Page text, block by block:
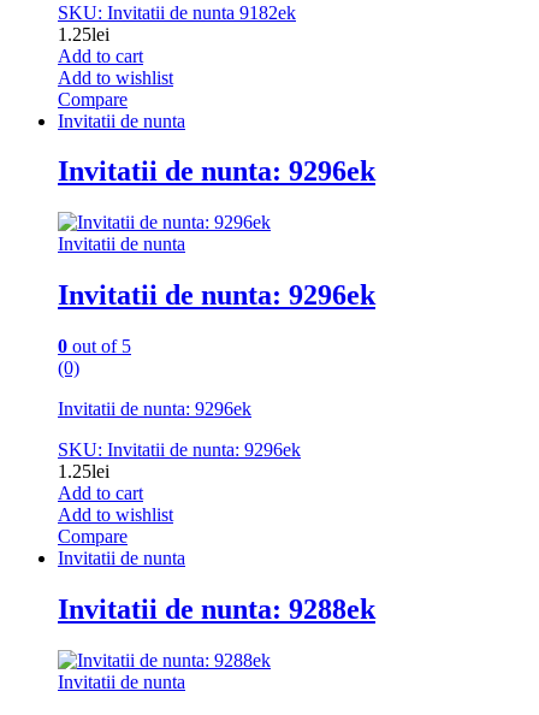
SKU: Invitatii de nunta 9182ek
1.25lei
Add to cart
Add to wishlist
Compare
Invitatii de nunta
Invitatii de nunta: 9296ek
Invitatii de nunta
Invitatii de nunta: 9296ek
0 out of 5
(0)
Invitatii de nunta: 9296ek
SKU: Invitatii de nunta: 9296ek
1.25lei
Add to cart
Add to wishlist
Compare
Invitatii de nunta
Invitatii de nunta: 9288ek
Invitatii de nunta